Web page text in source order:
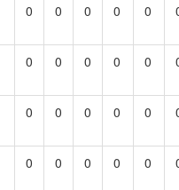
0 0 0 0 0
0 0 0 0 0
0 0 0 0 0
0 0 0 0 0